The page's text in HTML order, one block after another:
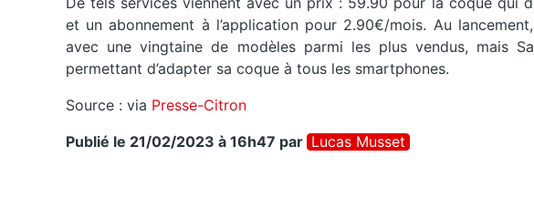
et un abonnement à l’application pour 2.90€/mois. Au
avec une vingtaine de modèles parmi les plus vendus, mais
permettant d’adapter sa coque à tous les smartphones.
Source : via Presse-Citron
Publié le 21/02/2023 à 16h47 par Lucas Musset